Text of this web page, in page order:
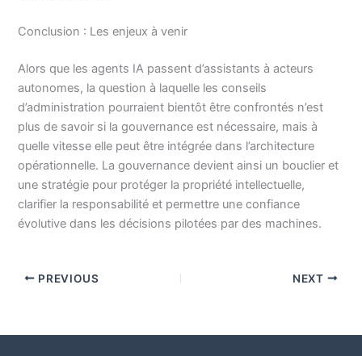
Conclusion : Les enjeux à venir
Alors que les agents IA passent d’assistants à acteurs
autonomes, la question à laquelle les conseils
d’administration pourraient bientôt être confrontés n’est
plus de savoir si la gouvernance est nécessaire, mais à
quelle vitesse elle peut être intégrée dans l’architecture
opérationnelle. La gouvernance devient ainsi un bouclier et
une stratégie pour protéger la propriété intellectuelle,
clarifier la responsabilité et permettre une confiance
évolutive dans les décisions pilotées par des machines.
PREVIOUS NEXT